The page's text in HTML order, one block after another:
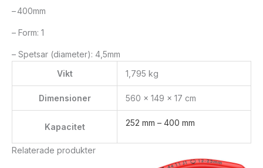
– 400mm
– Form: 1
– Spetsar (diameter): 4,5mm
Vikt
1,795 kg
Dimensioner 560 × 149 × 17 cm
Kapacitet 252 mm – 400 mm
Relaterade produkter